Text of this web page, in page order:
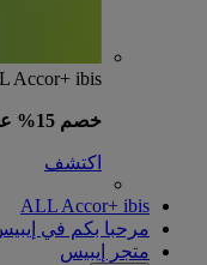
Accor+ ibis
خصم 15% على مدار العام
اكتشف
ALL Accor+ ibis
مرحبا بكم في
متجر إيبيس